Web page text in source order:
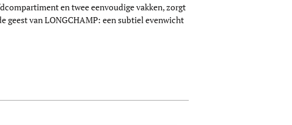
en twee eenvoudige vakken, zorgt
geest van LONGCHAMP: een subtiel evenwicht